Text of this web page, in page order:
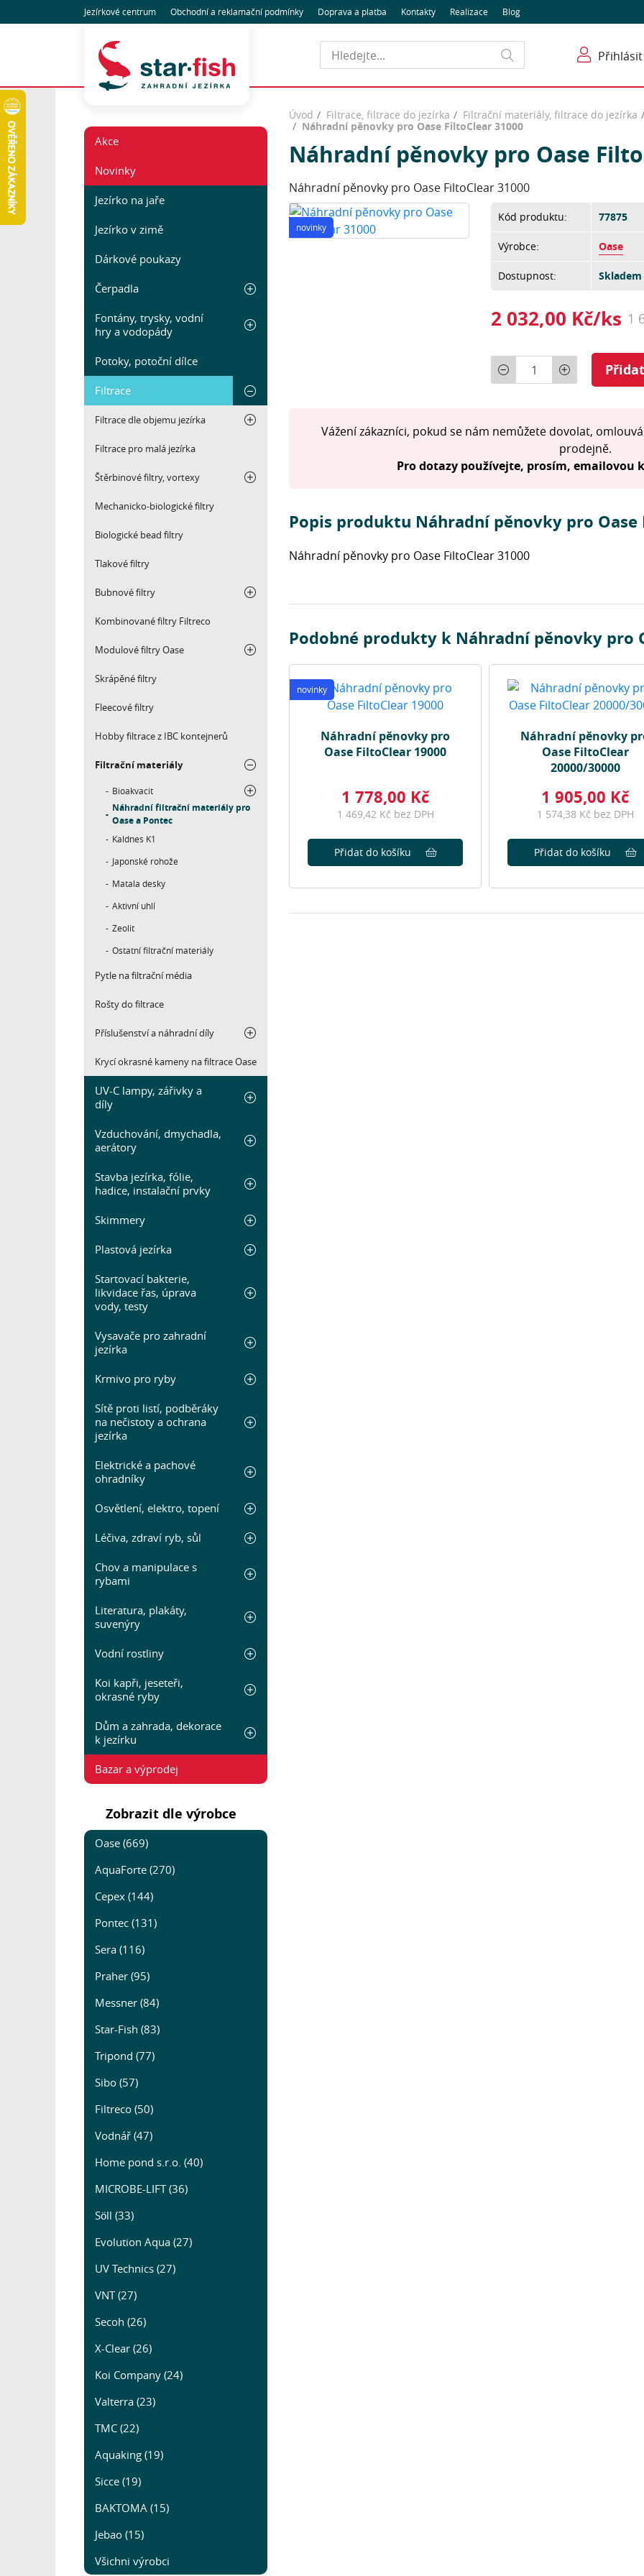
Jezírkové centrum Obchodnía reklamační podmínky Doprava a platba Kontakty Realizace Blog
Hledat
Přihlásit
Akce
Novinky
Jezírko na jaře
Jezírko v zimě
Dárkové poukazy
Čerpadla
Fontány, trysky, vodní
hry a vodopády
Potoky, potoční dílce
Filtrace
Filtrace dle objemu jezírka
Filtrace pro malá jezírka
Štěrbinové filtry, vortexy
Mechanicko-biologické filtry
Biologické bead filtry
Tlakové filtry
Bubnové filtry
Kombinované filtry Filtreco
Modulové filtry Oase
Skrápěné filtry
Fleecové filtry
Hobby filtrace z IBC kontejnerů
Filtrační materiály
Bioakvacit
Náhradní filtrační materiály pro
Oase a Pontec
Kaldnes K1
Japonské rohože
Matala desky
Aktivní uhlí
Zeolit
Ostatní filtrační materiály
Pytle na filtrační média
Rošty do filtrace
Příslušenství a náhradní díly
Krycí okrasné kameny na filtrace Oase
UV-C lampy, zářivky a
díly
Vzduchování, dmychadla,
aerátory
Stavba jezírka, fólie,
hadice, instalační prvky
Skimmery
Plastová jezírka
Startovací bakterie,
likvidace řas, úprava
vody, testy
Vysavače pro zahradní
jezírka
Krmivo pro ryby
Sítě proti listí, podběráky
na nečistoty a ochrana
jezírka
Elektrické a pachové
ohradníky
Osvětlení, elektro, topení
Léčiva, zdraví ryb, sůl
Chov a manipulace s
rybami
Literatura, plakáty,
suvenýry
Vodní rostliny
Koi kapři, jeseteři,
okrasné ryby
Dům a zahrada, dekorace
k jezírku
Bazar a výprodej
Zobrazit dle výrobce
Oase (669)
AquaForte (270)
Cepex (144)
Pontec (131)
Sera (116)
Praher (95)
Messner (84)
Star-Fish (83)
Tripond (77)
Sibo (57)
Filtreco (50)
Vodnář (47)
Home pond s.r.o. (40)
MICROBE-LIFT (36)
Söll (33)
Evolution Aqua (27)
UV Technics (27)
VNT (27)
Secoh (26)
X-Clear (26)
Koi Company (24)
Valterra (23)
TMC (22)
Aquaking (19)
Sicce (19)
BAKTOMA (15)
Jebao (15)
Všichni výrobci
Úvod Filtrace, filtrace do jezírka
Filtrační materiály, filtrace do jezírka
Náhradní pěnovky pro Oase FiltoClear 31000
Náhradní pěnovky pro Oase
Náhradní pěnovky pro Oase FiltoClear 31000
novinky
Kód produktu: 77875
Výrobce: Oase
Dostupnost:
2 032,00 Kč/ks 1
Počet
Vážení zákazníci, pokud se nám nemůžete dovolat,
prodejně.
Pro dotazy používejte, prosím, emailovou
Popis produktu Náhradní pěnovky pro Oase
Náhradní pěnovky pro Oase FiltoClear 31000
Podobné produkty k Náhradní pěnovky pro
novinky
Náhradní pěnovky pro
Oase FiltoClear 19000
1 778,00 Kč
1 469,42 Kč bez DPH
Přidat do košíku
Náhradní pěnovky
Oase FiltoClear
20000/30000
1 905,00 Kč
1 574,38 Kč bez DPH
Přidat do košíku